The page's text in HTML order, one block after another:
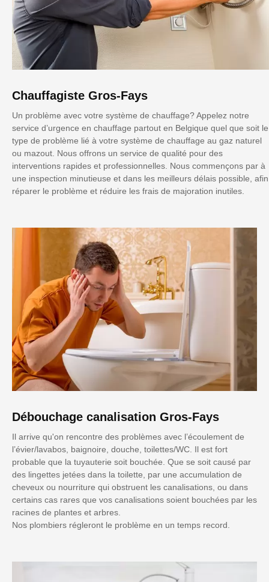
Chauffagiste Gros-Fays
Un problème avec votre système de chauffage? Appelez notre
service d’urgence en chauffage partout en Belgique quel que soit le
type de problème lié à votre système de chauffage au gaz naturel
ou mazout. Nous offrons un service de qualité pour des
interventions rapides et professionnelles. Nous commençons par à
une inspection minutieuse et dans les meilleurs délais possible, afin
réparer le problème et réduire les frais de majoration inutiles.
Débouchage canalisation Gros-Fays
Il arrive qu'on rencontre des problèmes avec l’écoulement de
l’évier/lavabos, baignoire, douche, toilettes/WC. Il est fort
probable que la tuyauterie soit bouchée. Que se soit causé par
des lingettes jetées dans la toilette, par une accumulation de
cheveux ou nourriture qui obstruent les canalisations, ou dans
certains cas rares que vos canalisations soient bouchées par les
racines de plantes et arbres.
Nos plombiers régleront le problème en un temps record.